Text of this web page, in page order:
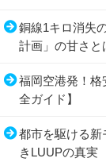
銅線1キロ消失
計画」の甘さと
福岡空港発！格
全ガイド】
都市を駆ける
きLUUPの真実